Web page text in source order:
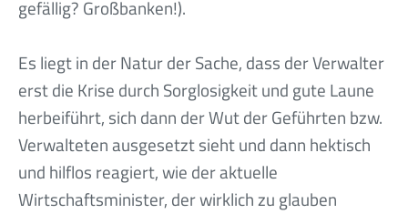
gefällig? Großbanken!).
Es liegt in der Natur der Sache, dass der Verwalter
erst die Krise durch Sorglosigkeit und gute Laune
herbeiführt, sich dann der Wut der Geführten bzw.
Verwalteten ausgesetzt sieht und dann hektisch
und hilflos reagiert, wie der aktuelle
Wirtschaftsminister, der wirklich zu glauben